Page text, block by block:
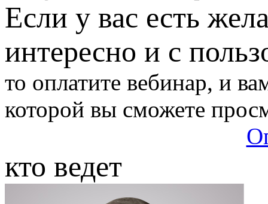
Если у вас есть
интересно и с
то оплатите вебинар, и
которой вы сможете
кто ведет